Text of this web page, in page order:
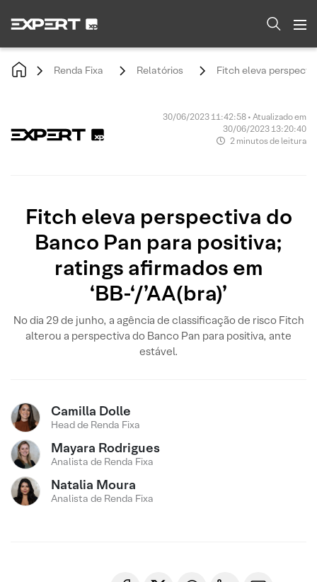
Renda Fixa Relatórios Fitch eleva
30/06/2023 11:42:58 • Atualizado em
30/06/2023 13:20:40
2 minutos de leitura
Fitch eleva perspectiva do
Banco Pan para positiva;
ratings afirmados em
‘BB-‘/’AA(bra)’
No dia 29 de junho, a agência de classificação de risco Fitch
alterou a perspectiva do Banco Pan para positiva, ante
estável.
Camilla Dolle
Head de Renda Fixa
Mayara Rodrigues
Analista de Renda Fixa
Natalia Moura
Analista de Renda Fixa